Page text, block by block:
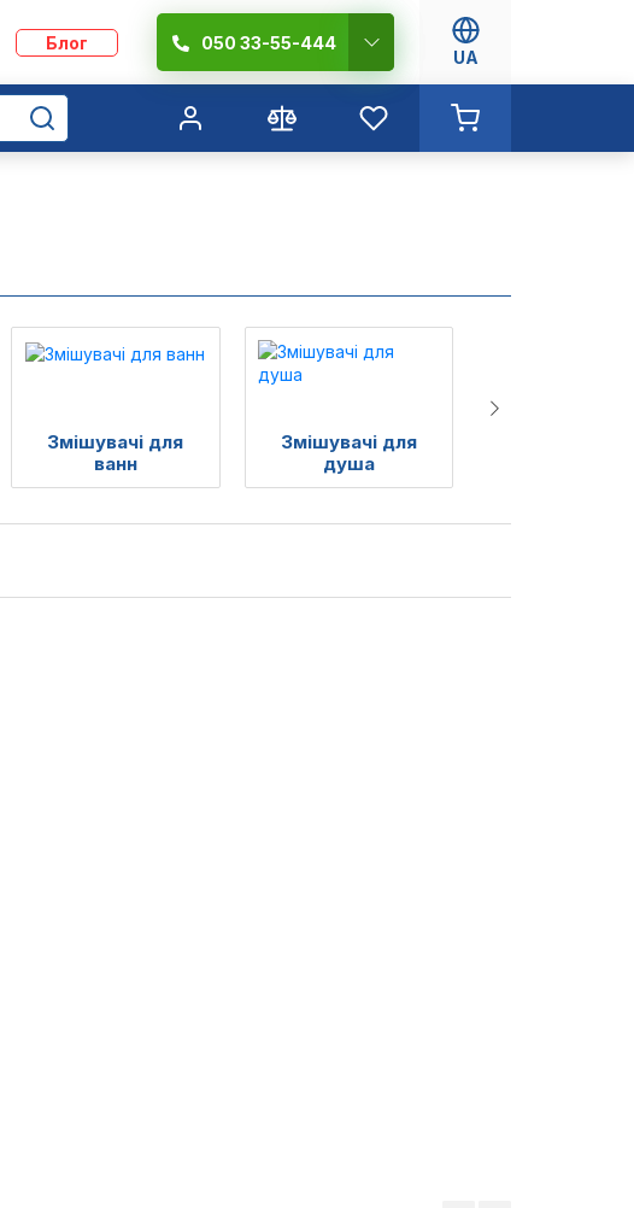
Блог 050 33-55-444
UA
Змішувачі для
ванн
Змішувачі для
душа